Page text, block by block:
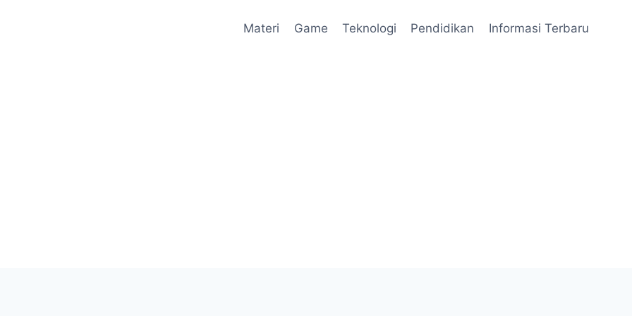
Materi Game Teknologi Pendidikan Informasi Terbaru